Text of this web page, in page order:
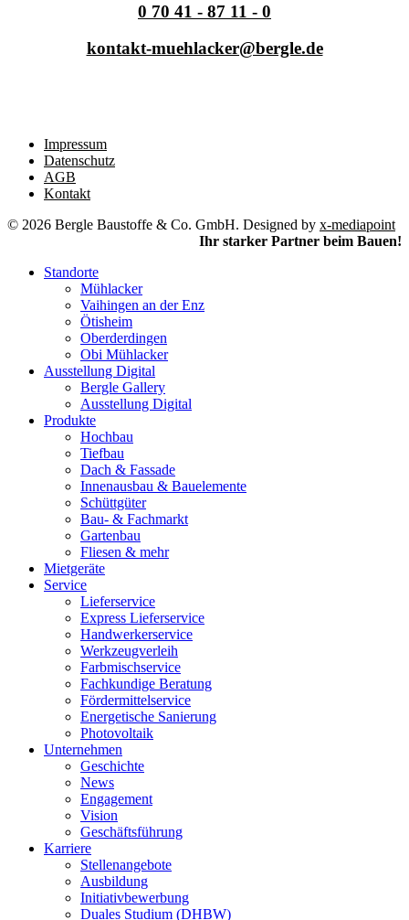
0 70 41 - 87 11 - 0
kontakt-muehlacker@bergle.de
Impressum
Datenschutz
AGB
Kontakt
© 2026 Bergle Baustoffe & Co. GmbH. Designed by x-mediapoint
Ihr starker Partner beim Bauen!
Standorte
Mühlacker
Vaihingen an der Enz
Ötisheim
Oberderdingen
Obi Mühlacker
Ausstellung Digital
Bergle Gallery
Ausstellung Digital
Produkte
Hochbau
Tiefbau
Dach & Fassade
Innenausbau & Bauelemente
Schüttgüter
Bau- & Fachmarkt
Gartenbau
Fliesen & mehr
Mietgeräte
Service
Lieferservice
Express Lieferservice
Handwerkerservice
Werkzeugverleih
Farbmischservice
Fachkundige Beratung
Fördermittelservice
Energetische Sanierung
Photovoltaik
Unternehmen
Geschichte
News
Engagement
Vision
Geschäftsführung
Karriere
Stellenangebote
Ausbildung
Initiativbewerbung
Duales Studium (DHBW)